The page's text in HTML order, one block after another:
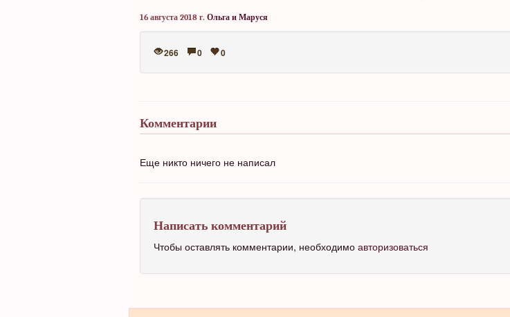
16 августа 2018 г. Ольга и Маруся
266 0 0
Комментарии
Еще никто ничего не написал
Написать комментарий
Чтобы оставлять комментарии, необходимо авторизоваться